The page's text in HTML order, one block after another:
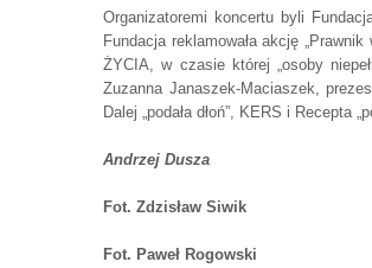
Organizatoremi koncertu byli
Fundacja reklamowała akcję
ŻYCIA, w czasie której „osoby
Zuzanna Janaszek-Maciaszek,
Dalej „podała dłoń”, KERS i Recepta
Andrzej Dusza
Fot. Zdzisław Siwik
Fot. Paweł Rogowski